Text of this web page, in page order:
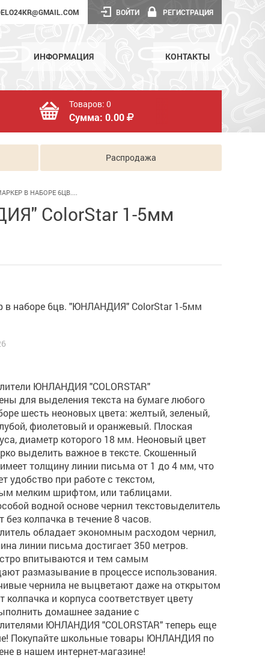
ВОЙТИ РЕГИСТРАЦИЯ
ИНФОРМАЦИЯ КОНТАКТЫ
Товаров: 0
Сумма: 0.00
Распродажа
В НАБОРЕ 6ЦВ....
ColorStar 1-5мм
в наборе 6цв. "ЮНЛАНДИЯ" ColorStar 1-5мм
ЮНЛАНДИЯ "COLORSTAR"
для выделения текста на бумаге любого
шесть неоновых цвета: желтый, зеленый,
фиолетовый и оранжевый. Плоская
диаметр которого 18 мм. Неоновый цвет
выделить важное в тексте. Скошенный
толщину линии письма от 1 до 4 мм, что
удобство при работе с текстом,
мелким шрифтом, или таблицами.
водной основе чернил текстовыделитель
без колпачка в течение 8 часов.
обладает экономным расходом чернил,
линии письма достигает 350 метров.
впитываются и тем самым
размазывание в процессе использования.
чернила не выцветают даже на открытом
колпачка и корпуса соответствует цвету
домашнее задание с
ЮНЛАНДИЯ "COLORSTAR" теперь еще
Покупайте школьные товары ЮНЛАНДИЯ по
в нашем интернет-магазине!